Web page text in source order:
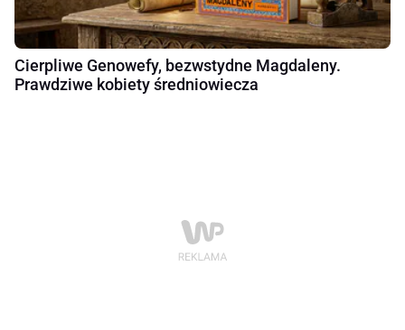
Cierpliwe Genowefy, bezwstydne Magdaleny.
Prawdziwe kobiety średniowiecza